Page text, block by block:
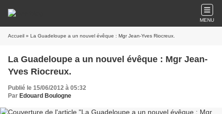
MENU
Accueil » La Guadeloupe a un nouvel évêque : Mgr Jean-Yves Riocreux.
La Guadeloupe a un nouvel évêque : Mgr Jean-
Yves Riocreux.
Publié le 15/06/2012 à 05:32
Par Edouard Boulogne